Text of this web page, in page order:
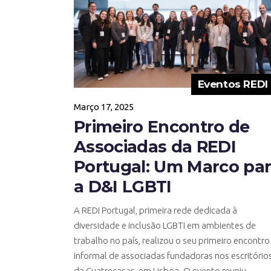
Eventos REDI
Março 17, 2025
Primeiro Encontro de
Associadas da REDI
Portugal: Um Marco
a D&I LGBTI
A REDI Portugal, primeira rede dedicada à
diversidade e inclusão LGBTI em ambientes de
trabalho no país, realizou o seu primeiro encontro
informal de associadas fundadoras nos